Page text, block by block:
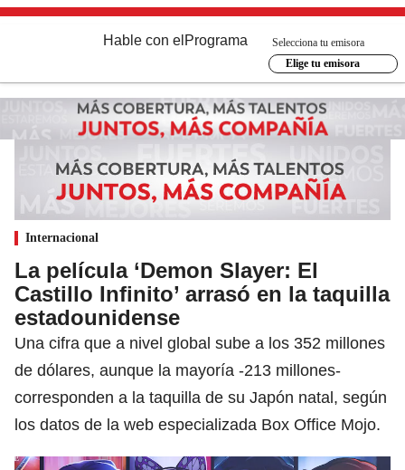
Hable con el Programa
Selecciona tu emisora
Elige tu emisora
Internacional
La película ‘Demon Slayer: El
Castillo Infinito’ arrasó en la taquilla
estadounidense
Una cifra que a nivel global sube a los 352 millones
de dólares, aunque la mayoría -213 millones-
corresponden a la taquilla de su Japón natal, según
los datos de la web especializada Box Office Mojo.